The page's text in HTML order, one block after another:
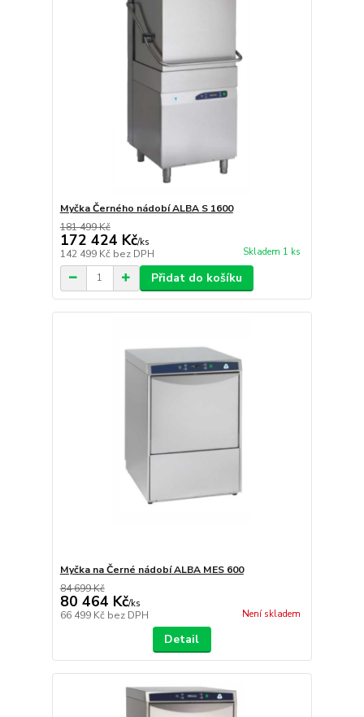
Myčka Černého nádobí ALBA S 1600
181 499 Kč
172 424 Kč/ks
142 499 Kč bez DPH Skladem 1 ks
Přidat do košíku
Myčka na Černé nádobí ALBA MES 600
84 699 Kč
80 464 Kč/ks
66 499 Kč bez DPH Není skladem
Detail